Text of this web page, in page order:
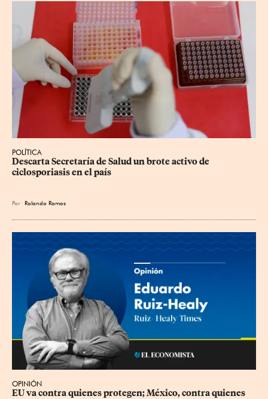
POLÍTICA
Descarta Secretaría de Salud un brote activo de
ciclosporiasis en el país
Por Rolando Ramos
OPINIÓN
EU va contra quienes protegen; México, contra quienes